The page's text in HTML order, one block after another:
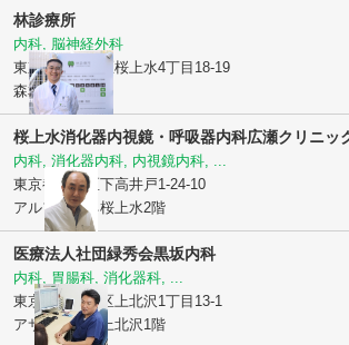
林診療所
内科, 脳神経外科
東京都世田谷区桜上水4丁目18-19
森本ビル2階
桜上水消化器内視鏡・呼吸器内科広瀬クリニッ
内科, 消化器内科, 内視鏡内科, ...
東京都杉並区下高井戸1-24-10
アルフィーネ桜上水2階
医療法人社団緑秀会黒坂内科
内科, 胃腸科, 消化器科, ...
東京都世田谷区 上北沢1丁目13-1
アサカシオン上北沢1階